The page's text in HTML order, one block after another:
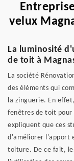
velux
La luminosité
de toit à
La société
des éléments qui
la zinguerie. En
fenêtres de toit pour
expliquent que ces
d'améliorer l'apport
toiture. De ce fait,